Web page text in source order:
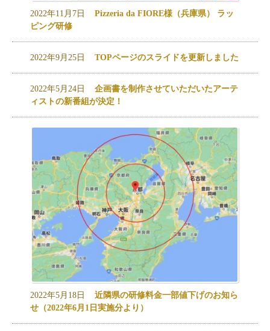
2022年11月7日 Pizzeria da FIORE様（兵庫県） ラッ
ピング研修
2022年9月25日 TOPページのスライドを更新しました
2022年5月24日 企画書を制作させていただいたアーテ
ィストの新番組が決定！
2022年5月18日 近隣県の研修料金一部値下げのお知ら
せ（2022年6月1日実施分より）